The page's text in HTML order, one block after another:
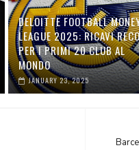
DELOITTE FOOTBALL
LEAGUE 2025: RICAVI
PER I PRIMI 20 CLUB AL
MONDO
JANUARY 23, 2025